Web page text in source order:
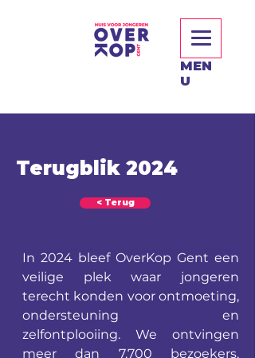
MEN
U
Terugblik 2024
< Terug
In 2024 bleef OverKop Gent een
veilige plek waar jongeren
terecht konden voor ontmoeting,
ondersteuning en
zelfontplooiing. We ontvingen
meer dan 7.700 bezoekers,